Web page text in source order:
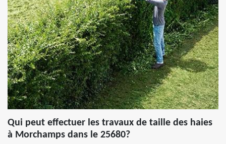
Qui peut effectuer les travaux de taille des haies
à Morchamps dans le 25680?